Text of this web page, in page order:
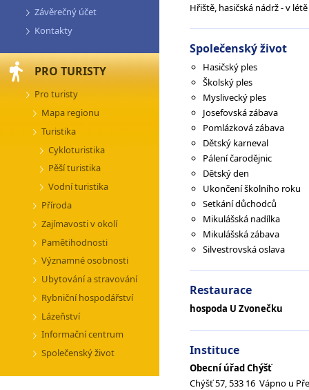
Závěrečný účet
Kontakty
PRO TURISTY
Pro turisty
Mapa regionu
Turistika
Cykloturistika
Pěší turistika
Vodní turistika
Příroda
Zajímavosti v okolí
Pamětihodnosti
Významné osobnosti
Ubytování a stravování
Rybniční hospodářství
Lázeňství
Informační centrum
Společenský život
Hřiště, hasičská nádrž - v
Společenský život
Hasičský ples
Školský ples
Myslivecký ples
Josefovská zábava
Pomlázková zábava
Dětský karneval
Pálení čarodějnic
Dětský den
Ukončení školního roku
Setkání důchodců
Mikulášská nadílka
Mikulášská zábava
Silvestrovská oslava
Restaurace
hospoda U Zvonečku
Instituce
Obecní úřad Chýšť
Chýšť 57, 533 16 Vápno u